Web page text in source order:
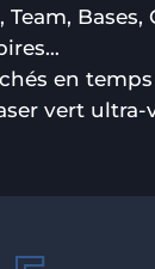
Team,
en temps
vert ultra-